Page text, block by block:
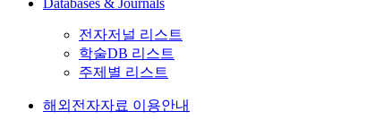
Databases & Journals
전자저널 리스트
학술DB 리스트
주제별 리스트
해외전자자료 이용안내